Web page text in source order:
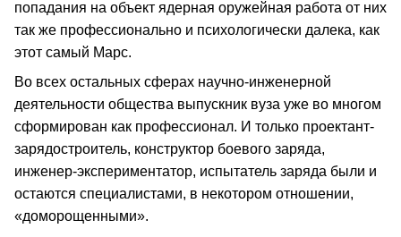
попадания на объект ядерная оружейная работа от них
так же профессионально и психологически далека, как
этот самый Марс.
Во всех остальных сферах научно-инженерной
деятельности общества выпускник вуза уже во многом
сформирован как профессионал. И только проектант-
зарядостроитель, конструктор боевого заряда,
инженер-экспериментатор, испытатель заряда были и
остаются специалистами, в некотором отношении,
«доморощенными».